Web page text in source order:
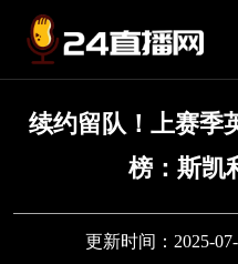
续约留队！上赛季
榜：斯凯
更新时间：2025-